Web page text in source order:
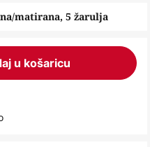
matirana, 5 žarulja
u košaricu